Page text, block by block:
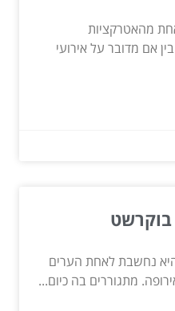
מהאטרקציות
אם מדובר על אירועי
נחשבת לאחת הערים
מתגוררים בה כיום...